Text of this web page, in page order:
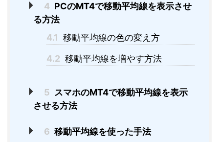
4 PCのMT4で移動平均線を表示させ
る方法
4.1 移動平均線の色の変え方
4.2 移動平均線を増やす方法
5 スマホのMT4で移動平均線を表示
させる方法
6 移動平均線を使った手法